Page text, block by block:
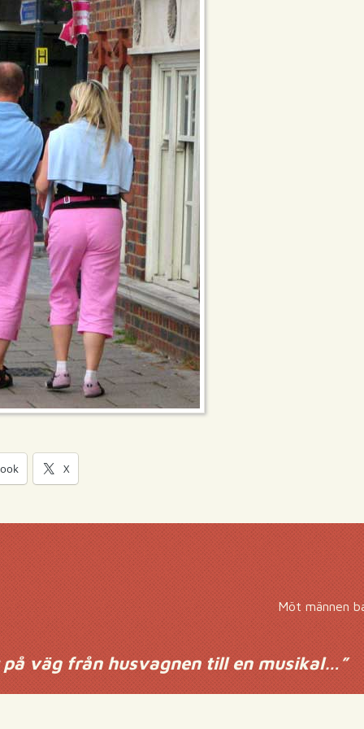
X
Möt männen
på väg från husvagnen till en musikal…”